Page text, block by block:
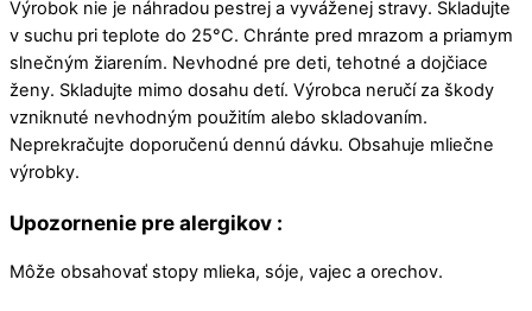
Výrobok nie je náhradou pestrej a vyváženej stravy. Skladujte
v suchu pri teplote do 25°C. Chránte pred mrazom a priamym
slnečným žiarením. Nevhodné pre deti, tehotné a dojčiace
ženy. Skladujte mimo dosahu detí. Výrobca neručí za škody
vzniknuté nevhodným použitím alebo skladovaním.
Neprekračujte doporučenú dennú dávku. Obsahuje mliečne
výrobky.
Upozornenie pre alergikov :
Môže obsahovať stopy mlieka, sóje, vajec a orechov.